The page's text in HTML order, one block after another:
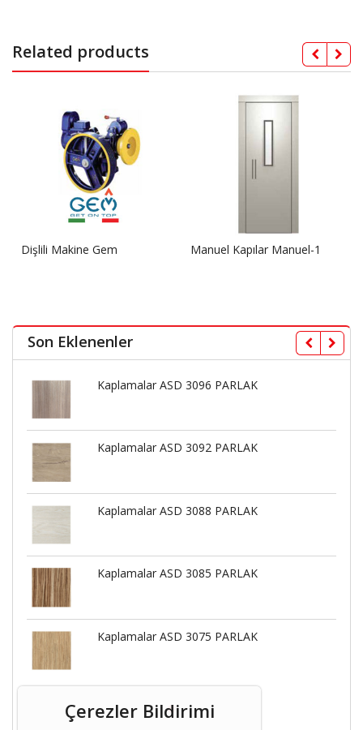
Related products
Dişlili Makine Gem Manuel Kapılar Manuel-1
Son Eklenenler
Kaplamalar ASD 3096 PARLAK
Kaplamalar ASD 3092 PARLAK
Kaplamalar ASD 3088 PARLAK
Kaplamalar ASD 3085 PARLAK
Kaplamalar ASD 3075 PARLAK
Çerezler Bildirimi